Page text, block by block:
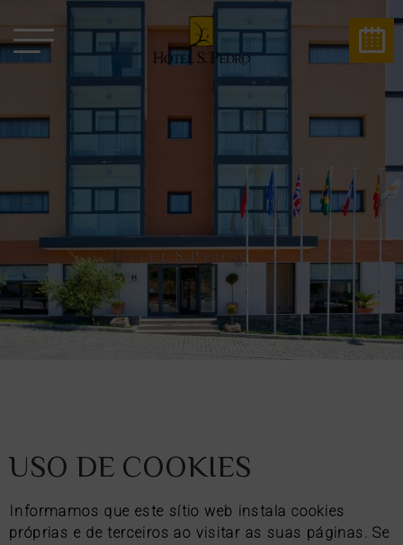
USO DE COOKIES
Informamos que este sítio web instala cookies
próprias e de terceiros ao visitar as suas páginas. Se